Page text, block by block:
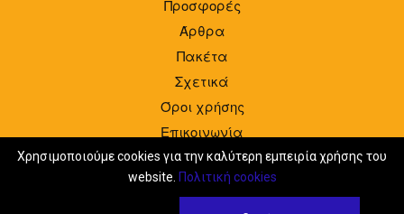
Προσφορές
Άρθρα
Πακέτα
Σχετικά
Όροι χρήσης
Επικοινωνία
Είσοδος
Χρησιμοποιούμε cookies για την καλύτερη εμπειρία χρήσης του
website. Πολιτική cookies